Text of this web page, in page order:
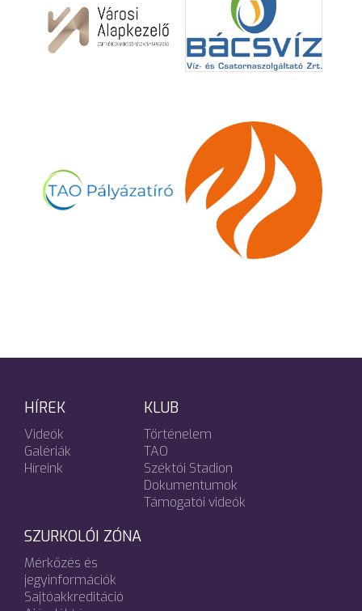
HÍREK
Videók
Galériák
Híreink
KLUB
Történelem
TAO
Széktói Stadion
Dokumentumok
Támogatói videók
SZURKOLÓI ZÓNA
Mérkőzés és
jegyinformációk
Sajtóakkreditáció